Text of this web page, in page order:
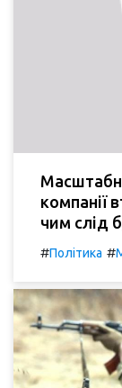
компанії
чим слід
#Політика #